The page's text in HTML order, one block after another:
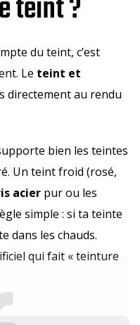
teint ?
du teint, c’est
Le teint et
directement au rendu
bien les teintes
Un teint froid (rosé,
acier pur ou les
simple : si ta teinte
dans les chauds.
qui fait « teinture